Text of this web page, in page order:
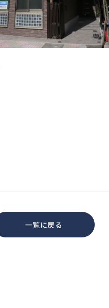
一覧に戻る